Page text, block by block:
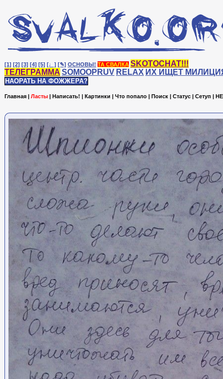
[1] [2] [3] [4] [5] [♩] [✎] ОСНОВЫ! ТА СВАЛКА SKOTOCHAT!!!
ТЕЛЕГРАММА SOMOOPRUV RELAX ИХ ИЩЕТ
НАОРАТЬ НА ФОЖЖЕРА?
Главная | Ласты | Написать! | Картинки | Что попало | Поиск | Статус | Сетуп |